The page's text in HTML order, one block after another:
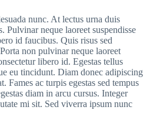
nunc. At lectus urna duis
Pulvinar neque laoreet suspendisse
id faucibus. Quis risus sed
non pulvinar neque laoreet
libero id. Egestas tellus
eu tincidunt. Diam donec adipiscing
Fames ac turpis egestas sed tempus
diam in arcu cursus. Integer
mi sit. Sed viverra ipsum nunc